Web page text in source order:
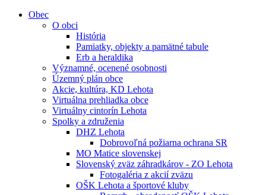
Obec
O obci
História
Pamiatky, objekty a pamätné tabule
Erb a heraldika
Významné, ocenené osobnosti
Územný plán obce
Akcie, kultúra, KD Lehota
Virtuálna prehliadka obce
Virtuálny cintorín Lehota
Spolky a združenia
DHZ Lehota
Dobrovoľná požiarna ochrana SR
MO Matice slovenskej
Slovenský zväz záhradkárov - ZO Lehota
Fotogaléria z akcií zväzu
OŠK Lehota a športové kluby